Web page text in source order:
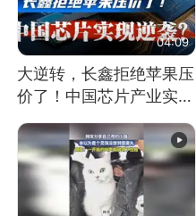
04:09
大逆转，长鑫拒绝苹果压
价了！中国芯片产业实现
怎样的逆袭？